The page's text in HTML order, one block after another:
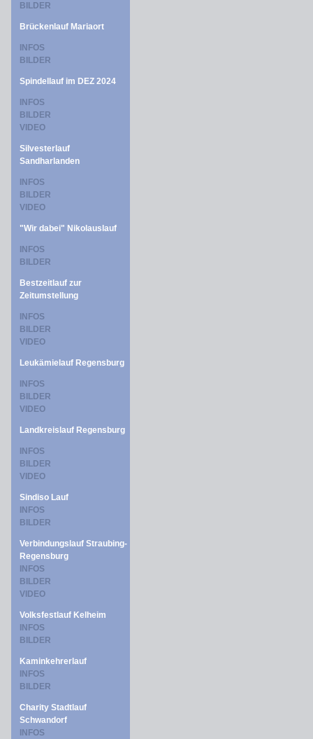
BILDER
Brückenlauf Mariaort
INFOS
BILDER
Spindellauf im DEZ 2024
INFOS
BILDER
VIDEO
Silvesterlauf
Sandharlanden
INFOS
BILDER
VIDEO
"Wir dabei" Nikolauslauf
INFOS
BILDER
Bestzeitlauf zur
Zeitumstellung
INFOS
BILDER
VIDEO
Leukämielauf Regensburg
INFOS
BILDER
VIDEO
Landkreislauf Regensburg
INFOS
BILDER
VIDEO
Sindiso Lauf
INFOS
BILDER
Verbindungslauf Straubing-
Regensburg
INFOS
BILDER
VIDEO
Volksfestlauf Kelheim
INFOS
BILDER
Kaminkehrerlauf
INFOS
BILDER
Charity Stadtlauf
Schwandorf
INFOS